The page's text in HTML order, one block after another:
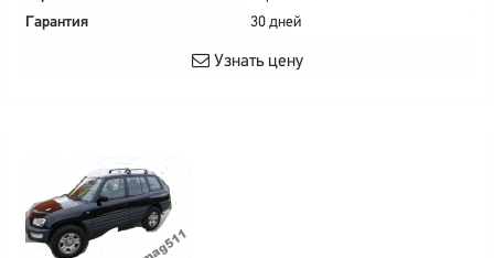
Гарантия
30 дней
Узнать цену